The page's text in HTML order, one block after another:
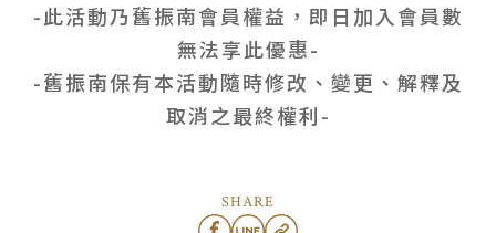
-此活動乃舊振南會員權益，即日加入會員數
無法享此優惠-
-舊振南保有本活動隨時修改、變更、解釋及
取消之最終權利-
SHARE